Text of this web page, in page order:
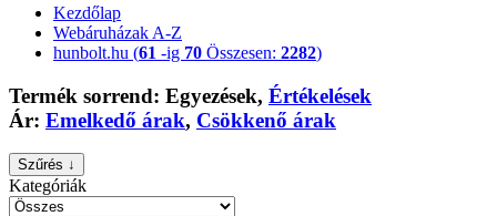
Kezdőlap
Webáruházak A-Z
hunbolt.hu (61 -ig 70 Összesen: 2282)
Termék sorrend: Egyezések, Értékelések
Ár: Emelkedő árak, Csökkenő árak
Szűrés ↓
Kategóriák